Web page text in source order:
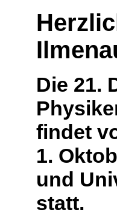
Die 21.
findet
1.
und
statt.